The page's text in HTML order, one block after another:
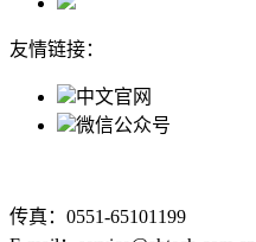
友情链接：
中文官网
微信公众号
传真：0551-65101199